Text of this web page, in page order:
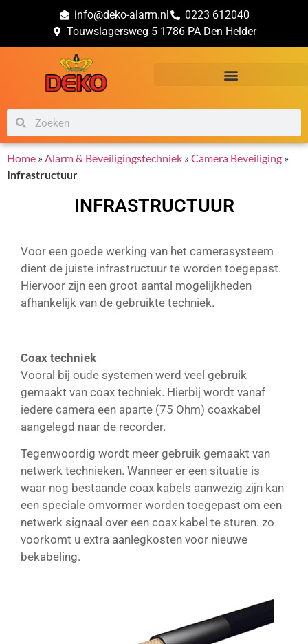
info@deko-alarm.nl
0223 612040
Touwslagersweg 5 1786 PA Den Helder
Home »Alarm & Beveiligingstechniek »Camera Beveiliging »
Infrastructuur
INFRASTRUCTUUR
Voor een goede werking van het camerasysteem
dient de juiste infrastructuur te worden toegepast.
Hiervoor zijn een groot aantal mogelijkheden
afhankelijk van de gebruikte techniek.
Coax techniek
Vooral bij oude systemen werd veel gebruik
gemaakt van coax techniek. Hierbij wordt vanaf
iedere camera een aparte (75 Ohm) coaxkabel
aangelegd naar de recorder.
Tegenwoordig wordt meer gebruik gemaakt van
netwerk technieken. Wanneer er een situatie is
waar nog bestaande coax kabels aanwezig zijn kan
een speciale omvormer worden toegepast om een
netwerk signaal over een coax kabel te sturen. zo
voorkomt u extra aanlegkosten voor nieuwe
bekabeling.